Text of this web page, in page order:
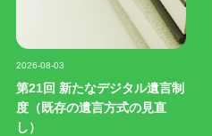
2026-08-03
第21回 新たなデジタル遺言制
度（既存の遺言方式の見直
し）